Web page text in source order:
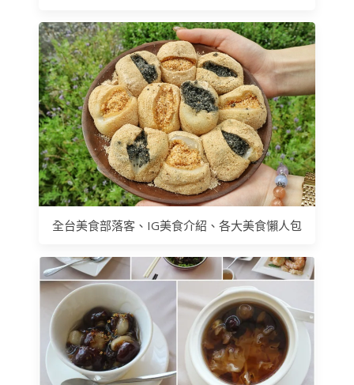
全台美食部落客、IG美食介紹、各大美食懶人包